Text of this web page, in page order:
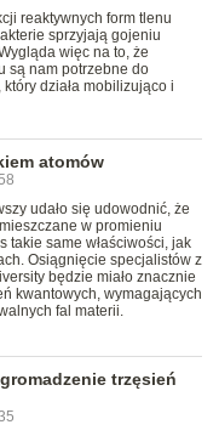
reaktywnych form tlenu
sprzyjają gojeniu
więc na to, że
są nam potrzebne do
działa mobilizująco i
atomów
udało się udowodnić, że
w promieniu
takie same właściwości, jak
Osiągnięcie specjalistów z
będzie miało znacznie
kwantowych, wymagających
fal materii.
trzęsień